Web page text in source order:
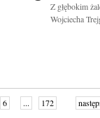
Z głębokim
Wojciecha
6 ... 172